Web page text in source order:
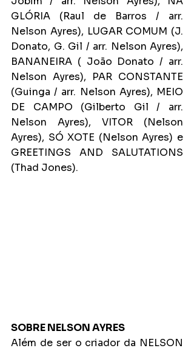
GLÓRIA (Raul de Barros / arr.
Nelson Ayres), LUGAR COMUM (J.
Donato, G. Gil / arr. Nelson Ayres),
BANANEIRA ( João Donato / arr.
Nelson Ayres), PAR CONSTANTE
(Guinga / arr. Nelson Ayres), MEIO
DE CAMPO (Gilberto Gil / arr.
Nelson Ayres), VITOR (Nelson
Ayres), SÓ XOTE (Nelson Ayres) e
GREETINGS AND SALUTATIONS
(Thad Jones).
SOBRE NELSON AYRES
Além de ser o criador da NELSON